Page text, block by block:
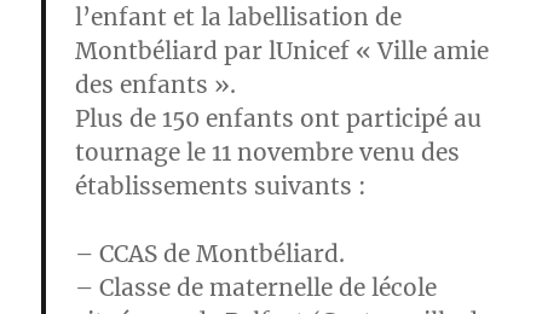
l’enfant et la labellisation de
Montbéliard par lUnicef « Ville amie
des enfants ».
Plus de 150 enfants ont participé au
tournage le 11 novembre venu des
établissements suivants :
– CCAS de Montbéliard.
– Classe de maternelle de lécole